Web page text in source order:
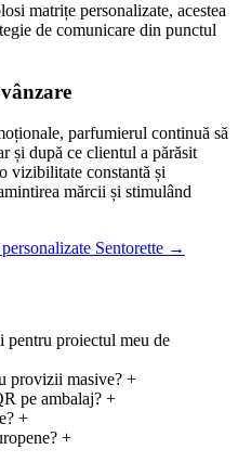
matrițe personalizate, acestea
de comunicare din punctul
parfumierul continuă să
și după ce clientul a părăsit
vizibilitate constantă și
mărcii și stimulând
Sentorette →
pentru proiectul meu de
provizii masive? +
pe ​​ambalaj? +
+
+